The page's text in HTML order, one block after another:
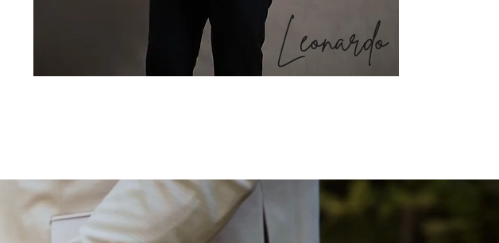
Leonardo